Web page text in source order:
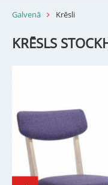
Galvenā Krēsli
KRĒSLS